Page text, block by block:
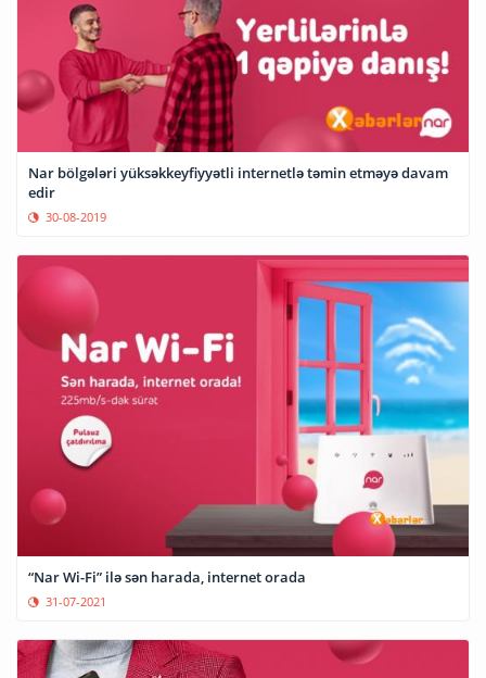
Nar bölgələri yüksəkkeyfiyyətli internetlə təmin etməyə davam
edir
30-08-2019
“Nar Wi-Fi” ilə sən harada, internet orada
31-07-2021